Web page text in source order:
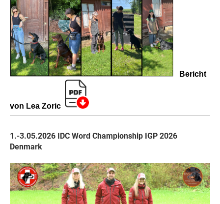
Bericht
von Lea Zoric
1.-3.05.2026 IDC Word Championship IGP 2026
Denmark